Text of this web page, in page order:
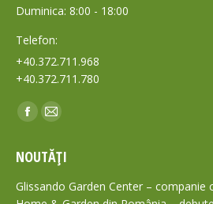
Duminica: 8:00 - 18:00
Telefon:
+40.372.711.968
+40.372.711.780
Find us on:
Facebook
opens
in
Mail
opens
in
NOUTĂȚI
Glissando Garden Center – companie